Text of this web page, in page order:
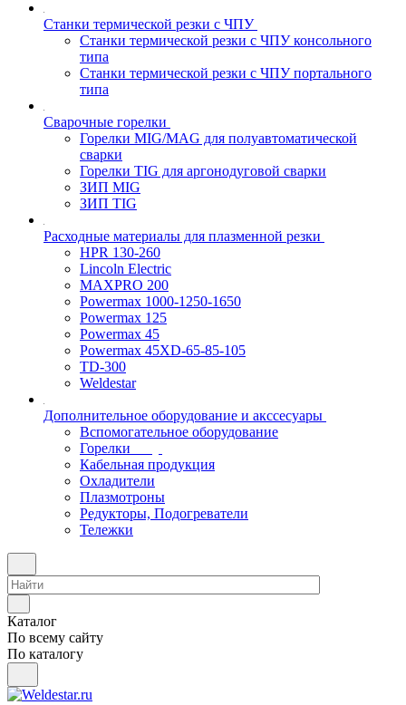
Станки термической резки с ЧПУ
Станки термической резки с ЧПУ консольного
типа
Станки термической резки с ЧПУ портального
типа
Сварочные горелки
Горелки MIG/MAG для полуавтоматической
сварки
Горелки TIG для аргонодуговой сварки
ЗИП MIG
ЗИП TIG
Расходные материалы для плазменной резки
HPR 130-260
Lincoln Electric
MAXPRO 200
Powermax 1000-1250-1650
Powermax 125
Powermax 45
Powermax 45XD-65-85-105
TD-300
Weldestar
Дополнительное оборудование и акссесуары
Вспомогательное оборудование
Горелки
Кабельная продукция
Охладители
Плазмотроны
Редукторы, Подогреватели
Тележки
Каталог
По всему сайту
По каталогу